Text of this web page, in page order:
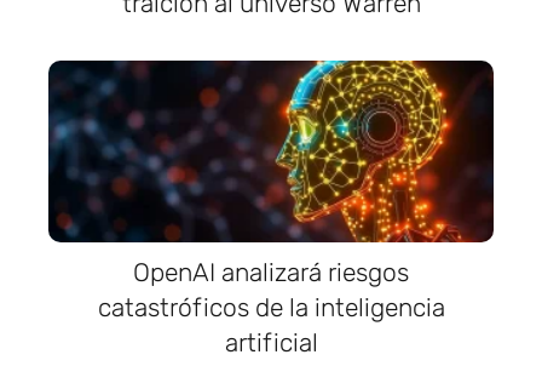
OpenAI analizará riesgos
catastróficos de la inteligencia
artificial